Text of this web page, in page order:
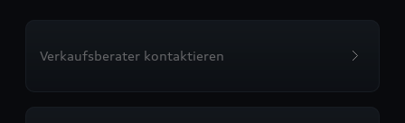
Verkaufsberater kontaktieren